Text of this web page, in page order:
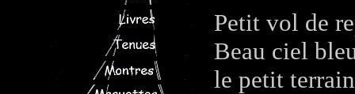
Petit vol de
Beau ciel
le petit